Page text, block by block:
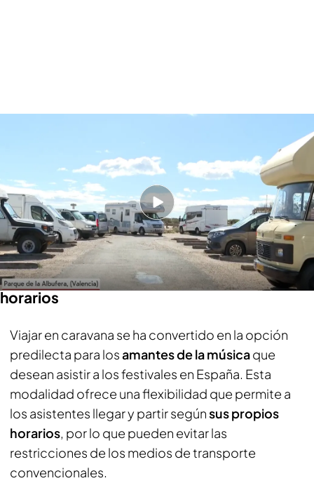
PUEDE INTERESARTE
Apartamentos turísticos, campings y
alojamientos rurales, en auge: los motivos y
cuánto pueden costar en agosto
Viajar en caravana ofrece una flexibilidad
para los asistentes seguir sus propios
horarios
Viajar en caravana se ha convertido en la opción
predilecta para losamantes de la músicaque
desean asistir a los festivales en España. Esta
modalidad ofrece una flexibilidad que permite a
los asistentes llegar y partir segúnsus propios
horarios, por lo que pueden evitar las
restricciones de los medios de transporte
convencionales.